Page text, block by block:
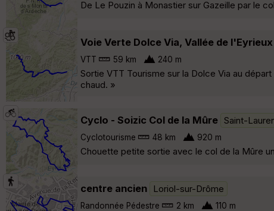
De Le Pouzin à Monastier sur Gazeille par le
Voie Verte Dolce Via, Vallée de
VTT 59 km 240 m
Sortie VTT Tourisme sur la Dolce Via au
chaud. »
Cyclo - Soizic Col de la Mûre Saint-
Cyclotourisme 48 km 920 m
Chouette petite sortie avec le col de la Mûre
centre ancien Loriol-sur-Drôme
Randonnée Pédestre 2 km 110 m